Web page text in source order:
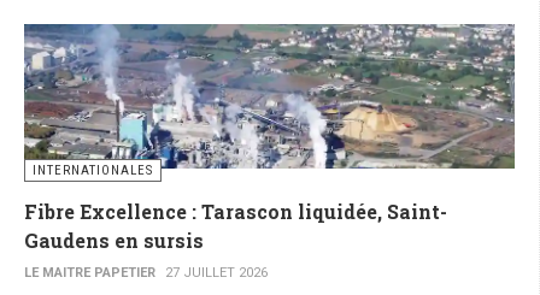
INTERNATIONALES
Fibre Excellence : Tarascon liquidée, Saint-
Gaudens en sursis
LE MAITRE PAPETIER 27 JUILLET 2026